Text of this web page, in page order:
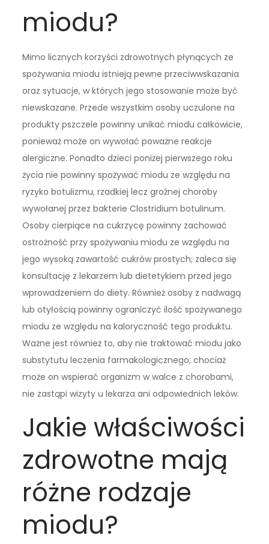
miodu?
Mimo licznych korzyści zdrowotnych płynących ze
spożywania miodu istnieją pewne przeciwwskazania
oraz sytuacje, w których jego stosowanie może być
niewskazane. Przede wszystkim osoby uczulone na
produkty pszczele powinny unikać miodu całkowicie,
ponieważ może on wywołać poważne reakcje
alergiczne. Ponadto dzieci poniżej pierwszego roku
życia nie powinny spożywać miodu ze względu na
ryzyko botulizmu, rzadkiej lecz groźnej choroby
wywołanej przez bakterie Clostridium botulinum.
Osoby cierpiące na cukrzycę powinny zachować
ostrożność przy spożywaniu miodu ze względu na
jego wysoką zawartość cukrów prostych; zaleca się
konsultację z lekarzem lub dietetykiem przed jego
wprowadzeniem do diety. Również osoby z nadwagą
lub otyłością powinny ograniczyć ilość spożywanego
miodu ze względu na kaloryczność tego produktu.
Ważne jest również to, aby nie traktować miodu jako
substytutu leczenia farmakologicznego; chociaż
może on wspierać organizm w walce z chorobami,
nie zastąpi wizyty u lekarza ani odpowiednich leków.
Jakie właściwości
zdrowotne mają
różne rodzaje
miodu?